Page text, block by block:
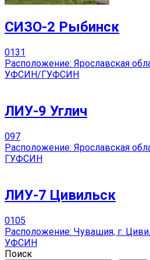
СИЗО-2 Рыбинск
0131
Расположение: Ярославская
УФСИН/ГУФСИН
ЛИУ-9 Углич
097
Расположение: Ярославская
ГУФСИН
ЛИУ-7 Цивильск
0105
Расположение: Чувашия, г.
УФСИН
Поиск